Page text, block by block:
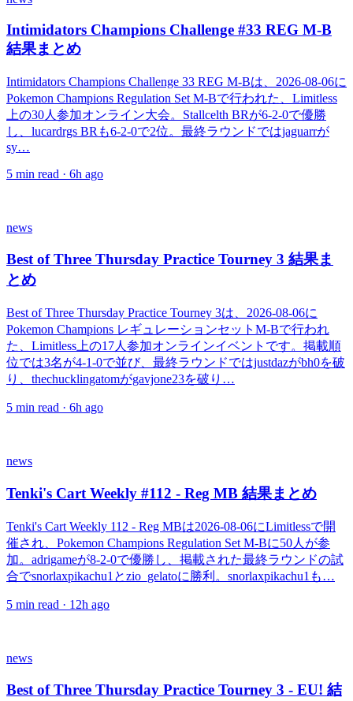
Intimidators Champions Challenge #33 REG M-B
結果まとめ
Intimidators Champions Challenge 33 REG M-Bは、2026-08-06に
Pokemon Champions Regulation Set M-Bで行われた、Limitless
上の30人参加オンライン大会。Stallcelth BRが6-2-0で優勝
し、lucardrgs BRも6-2-0で2位。最終ラウンドではjaguarrが
sy…
5 min read · 6h ago
news
Best of Three Thursday Practice Tourney 3 結果ま
とめ
Best of Three Thursday Practice Tourney 3は、2026-08-06に
Pokemon Champions レギュレーションセットM-Bで行われ
た、Limitless上の17人参加オンラインイベントです。掲載順
位では3名が4-1-0で並び、最終ラウンドではjustdazがbh0を破
り、thechucklingatomがgavjone23を破り…
5 min read · 6h ago
news
Tenki's Cart Weekly #112 - Reg MB 結果まとめ
Tenki's Cart Weekly 112 - Reg MBは2026-08-06にLimitlessで開
催され、Pokemon Champions Regulation Set M-Bに50人が参
加。adrigameが8-2-0で優勝し、掲載された最終ラウンドの試
合でsnorlaxpikachu1とzio_gelatoに勝利。snorlaxpikachu1も…
5 min read · 12h ago
news
Best of Three Thursday Practice Tourney 3 - EU! 結